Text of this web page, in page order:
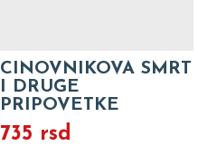
CINOVNIKOVA SMRT
I DRUGE
PRIPOVETKE
735 rsd